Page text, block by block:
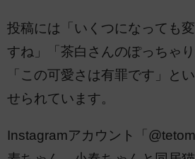
投稿には「いくつになっても
すね」「茶白さんのぽっちゃり
「この可愛さは有罪です」と
せられています。
Instagramアカウント「